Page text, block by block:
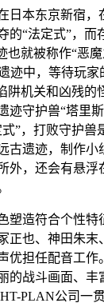
日本东京新宿，
的“法定式”，而
也就被称作“恶
遗迹中，等待玩
阱机关和凶残的
迹守护兽“塔里
”，打败守护兽
古遗迹，制作小
外，还会有悬浮
塑造符合个性
正也、神田朱末
优担任配音工作
的战斗画面、
PLAN公司一